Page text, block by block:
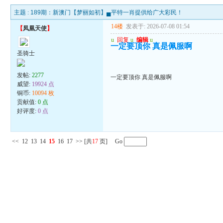
主题 : 189期：新澳门【梦丽如初】▄平特一肖提供给广大彩民！
【凤凰天使】
圣骑士
发帖:2277
威望: 19924 点
铜币: 10094 枚
贡献值:0 点
好评度:0 点
14楼 发表于: 2026-07-08 01:54
u 回复 u 编辑 u
一定要顶你 真是佩服啊
一定要顶你 真是佩服啊
<< 12 13 14 15 16 17 >> [共17 页] Go